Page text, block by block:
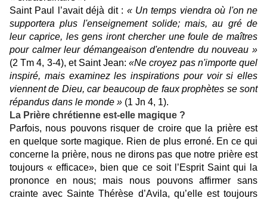
Saint Paul l’avait déjà dit : « Un temps viendra où l'on ne
supportera plus l'enseignement solide; mais, au gré de
leur caprice, les gens iront chercher une foule de maîtres
pour calmer leur démangeaison d'entendre du nouveau »
(2 Tm 4, 3-4), et Saint Jean:«Ne croyez pas n'importe quel
inspiré, mais examinez les inspirations pour voir si elles
viennent de Dieu, car beaucoup de faux prophètes se sont
répandus dans le monde » (1 Jn 4, 1).
La Prière chrétienne est-elle magique ?
Parfois, nous pouvons risquer de croire que la prière est
en quelque sorte magique. Rien de plus erroné. En ce qui
concerne la prière, nous ne dirons pas que notre prière est
toujours « efficace», bien que ce soit l’Esprit Saint qui la
prononce en nous; mais nous pouvons affirmer sans
crainte avec Sainte Thérèse d’Avila, qu’elle est toujours